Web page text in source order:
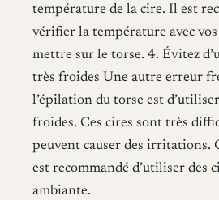
température de la cire. Il est
vérifier la température avec
mettre sur le torse. 4. Évitez
très froides Une autre erreur
l’épilation du torse est
froides. Ces cires sont très
peuvent causer des irritations.
est recommandé d’utiliser des
ambiante.